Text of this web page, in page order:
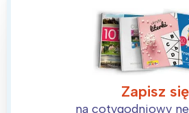
Zapisz się
na cotygodniowy